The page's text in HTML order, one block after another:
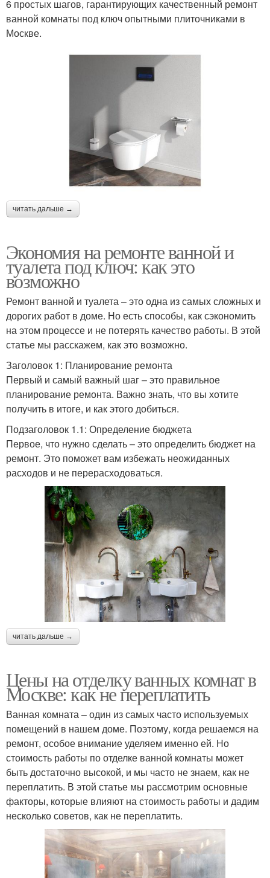
6 простых шагов, гарантирующих качественный ремонт
ванной комнаты под ключ опытными плиточниками в
Москве.
читать дальше →
Экономия на ремонте ванной и
туалета под ключ: как это
возможно
Ремонт ванной и туалета – это одна из самых сложных и
дорогих работ в доме. Но есть способы, как сэкономить
на этом процессе и не потерять качество работы. В этой
статье мы расскажем, как это возможно.
Заголовок 1: Планирование ремонта
Первый и самый важный шаг – это правильное
планирование ремонта. Важно знать, что вы хотите
получить в итоге, и как этого добиться.
Подзаголовок 1.1: Определение бюджета
Первое, что нужно сделать – это определить бюджет на
ремонт. Это поможет вам избежать неожиданных
расходов и не перерасходоваться.
читать дальше →
Цены на отделку ванных комнат в
Москве: как не переплатить
Ванная комната – один из самых часто используемых
помещений в нашем доме. Поэтому, когда решаемся на
ремонт, особое внимание уделяем именно ей. Но
стоимость работы по отделке ванной комнаты может
быть достаточно высокой, и мы часто не знаем, как не
переплатить. В этой статье мы рассмотрим основные
факторы, которые влияют на стоимость работы и дадим
несколько советов, как не переплатить.